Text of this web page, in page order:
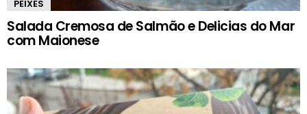
PEIXES
Salada Cremosa de Salmão e Delicias do Mar
com Maionese